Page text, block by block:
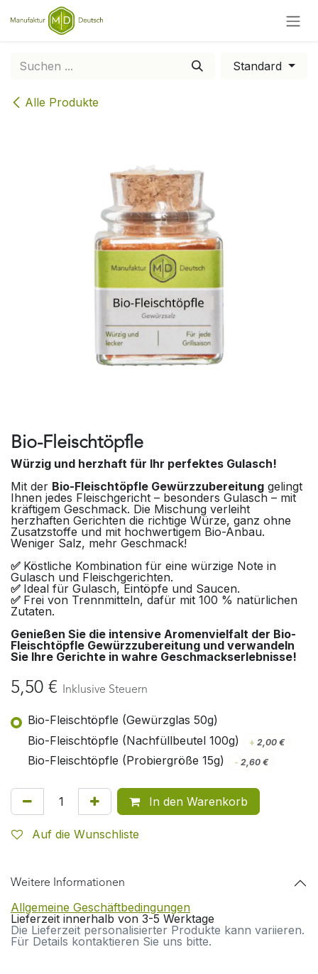
Zum Inhalt springen
Alle Produkte
Standard
Bio-Fleischtöpfle
Würzig und herzhaft für Ihr perfektes Gulasch!
Mit der Bio-Fleischtöpfle Gewürzzubereitung gelingt
Ihnen jedes Fleischgericht – besonders Gulasch – mit
kräftigem Geschmack. Die Mischung verleiht
herzhaften Gerichten die richtige Würze, ganz ohne
Zusatzstoffe und mit hochwertigem Bio-Anbau.
Weniger Salz, mehr Geschmack!
✅ Köstliche Kombination für eine würzige Note in
Gulasch und Fleischgerichten.
✅ Ideal für Gulasch, Eintöpfe und Saucen.
✅ Frei von Trennmitteln, dafür mit 100 % natürlichen
Zutaten.
Genießen Sie die intensive Aromenvielfalt der Bio-
Fleischtöpfle Gewürzzubereitung und verwandeln
Sie Ihre Gerichte in wahre Geschmackserlebnisse!
5,50 € Inklusive Steuern
Bio-Fleischtöpfle (Gewürzglas 50g)
Bio-Fleischtöpfle (Nachfüllbeutel 100g)
+ 2,00€
Bio-Fleischtöpfle (Probiergröße 15g) - 2,60€
In den Warenkorb
Auf die Wunschliste
Weitere Informationen
Allgemeine Geschäftbedingungen
Lieferzeit innerhalb von 3-5 Werktage
Die Lieferzeit personalisierter Produkte kann variieren.
Für Details kontaktieren Sie uns bitte.